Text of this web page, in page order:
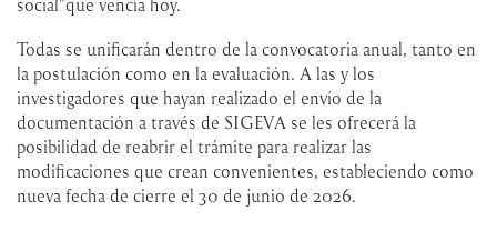
social"que vencía hoy.
Todas se unificarán dentro de la convocatoria anual, tanto en
la postulación como en la evaluación. A las y los
investigadores que hayan realizado el envío de la
documentación a través de SIGEVA se les ofrecerá la
posibilidad de reabrir el trámite para realizar las
modificaciones que crean convenientes, estableciendo como
nueva fecha de cierre el 30 de junio de 2026.